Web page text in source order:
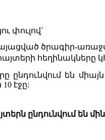
փուլով`
ծրագիր-
հեղինակները
ընդունվում են միայն
էջը:
ընդունվում են